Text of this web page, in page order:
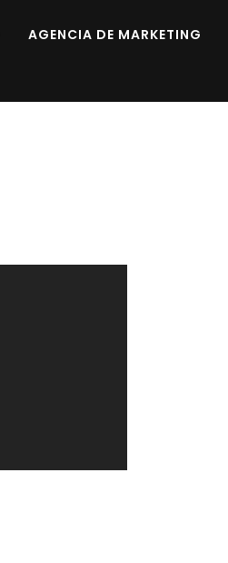
AGENCIA DE MARKETING